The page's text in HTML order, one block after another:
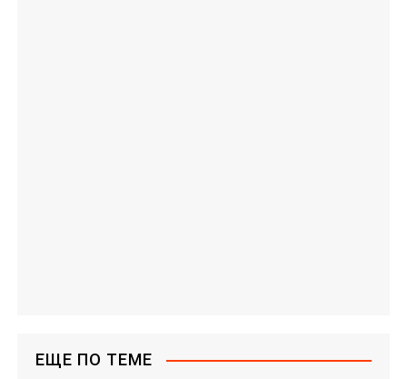
ЕЩЕ ПО ТЕМЕ